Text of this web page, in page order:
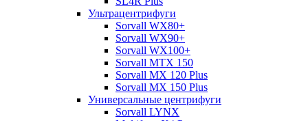
Ультрацентрифуги
Sorvall WX80+
Sorvall WX90+
Sorvall WX100+
Sorvall МТХ 150
Sorvall МХ 120 Plus
Sorvall МХ 150 Plus
Универсальные центрифуги
Sorvall LYNX